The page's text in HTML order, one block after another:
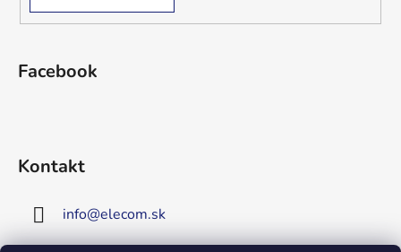
Facebook
Kontakt
info@elecom.sk